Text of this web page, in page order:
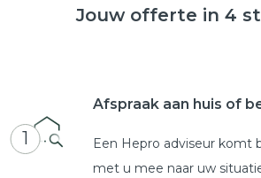
Jouw offerte in 4
1
Afspraak aan huis of
Een Hepro adviseur komt
met u mee naar uw